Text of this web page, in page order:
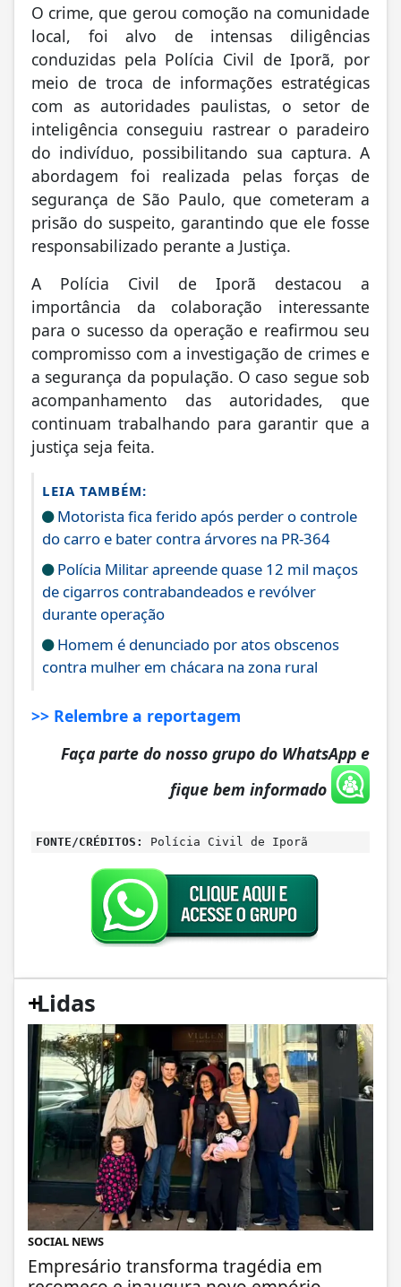
O crime, que gerou comoção na comunidade
local, foi alvo de intensas diligências
conduzidas pela Polícia Civil de Iporã, por
meio de troca de informações estratégicas
com as autoridades paulistas, o setor de
inteligência conseguiu rastrear o paradeiro
do indivíduo, possibilitando sua captura. A
abordagem foi realizada pelas forças de
segurança de São Paulo, que cometeram a
prisão do suspeito, garantindo que ele fosse
responsabilizado perante a Justiça.
A Polícia Civil de Iporã destacou a
importância da colaboração interessante
para o sucesso da operação e reafirmou seu
compromisso com a investigação de crimes e
a segurança da população. O caso segue sob
acompanhamento das autoridades, que
continuam trabalhando para garantir que a
justiça seja feita.
LEIA TAMBÉM:
Motorista fica ferido após perder o controle
do carro e bater contra árvores na PR-364
Polícia Militar apreende quase 12 mil maços
de cigarros contrabandeados e revólver
durante operação
Homem é denunciado por atos obscenos
contra mulher em chácara na zona rural
>> Relembre a reportagem
Faça parte do nosso grupo do WhatsApp e
fique bem informado
FONTE/CRÉDITOS: Polícia Civil de Iporã
+
Lidas
SOCIAL NEWS
Empresário transforma tragédia em